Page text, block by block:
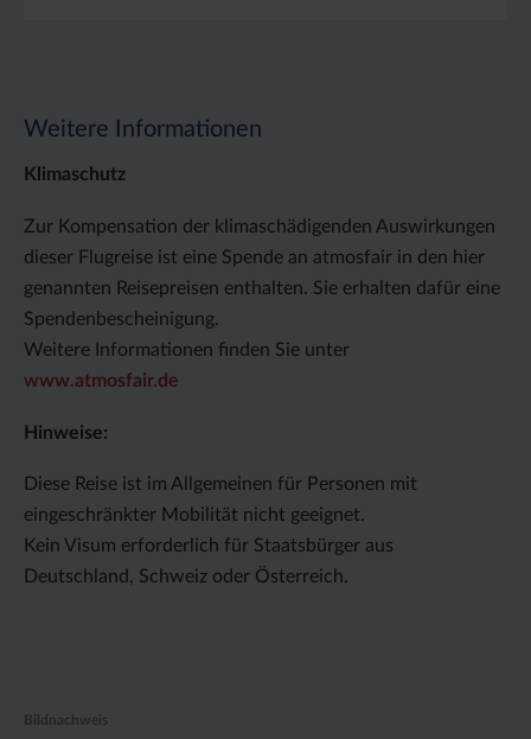
Weitere Informationen
Klimaschutz
Zur Kompensation der klimaschädigenden Auswirkungen
dieser Flugreise ist eine Spende an atmosfair in den hier
genannten Reisepreisen enthalten. Sie erhalten dafür eine
Spendenbescheinigung.
Weitere Informationen finden Sie unter
www.atmosfair.de
Hinweise:
Diese Reise ist im Allgemeinen für Personen mit
eingeschränkter Mobilität nicht geeignet.
Kein Visum erforderlich für Staatsbürger aus
Deutschland, Schweiz oder Österreich.
Bildnachweis